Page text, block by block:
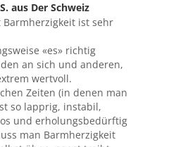
aus Der Schweiz
Barmherzigkeit ist sehr
«es» richtig
an sich und anderen,
wertvoll.
Zeiten (in denen man
so lapprig, instabil,
und erholungsbedürftig
man Barmherzigkeit